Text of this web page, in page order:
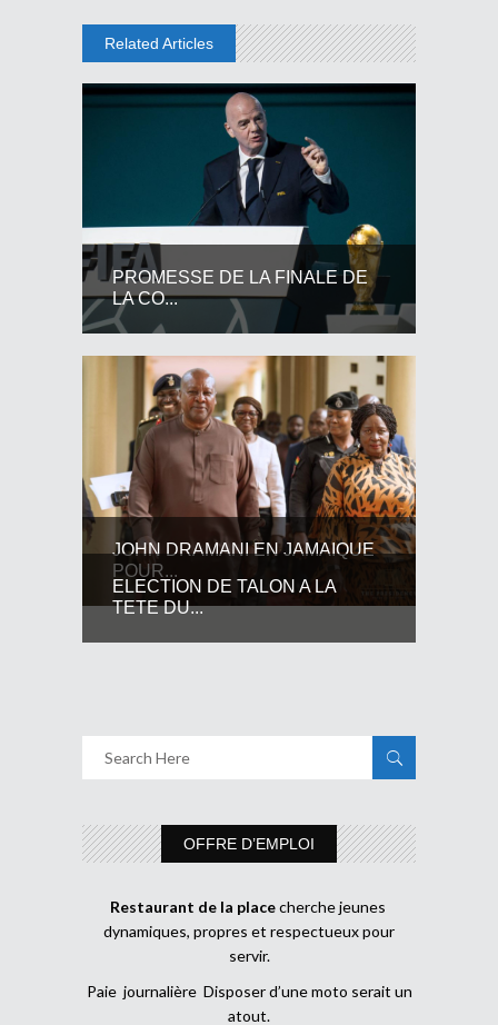
Related Articles
PROMESSE DE LA FINALE DE
LA CO...
JOHN DRAMANI EN JAMAIQUE
POUR...
ELECTION DE TALON A LA
TETE DU...
OFFRE D’EMPLOI
Restaurant de la placecherche jeunes
dynamiques, propres et respectueux pour
servir.
Paie journalière Disposer d’une moto serait un
atout.